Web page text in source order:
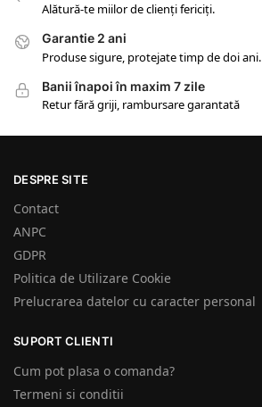
Alătură-te miilor de clienți fericiți.
Garantie 2 ani
Produse sigure, protejate timp de doi ani.
Banii înapoi în maxim 7 zile
Retur fără griji, rambursare garantată
DESPRE SITE
Contact
ANPC
GDPR
Politica de Utilizare Cookie
Prelucrarea datelor cu caracter personal
SUPORT CLIENTI
Cum pot plasa o comanda?
Termeni si conditii